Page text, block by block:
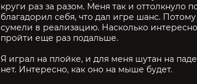
круги раз за разом. Меня так и оттолкнуло
благадорил себя, что дал игре шанс.
сумели в реализацию. Насколько интересно
пройти еще раз подальше.
Я играл на плойке, и для меня шутан на
нет. Интересно, как оно на мыше будет.